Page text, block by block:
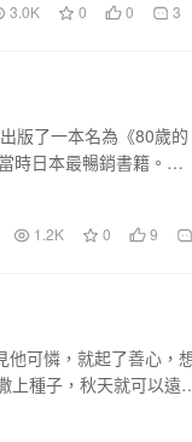
3.0K 0 0 3
版了一本名為《80歲的
時日本最暢銷書籍。
1.2K 0 9
可憐，就起了善心，
上種子，秋天就可以遠